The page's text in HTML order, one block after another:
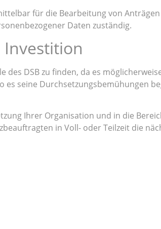
für die Bearbeitung von
Daten zuständig.
Investition
des DSB zu finden, da es
seine Durchsetzungsbemühungen
Ihrer Organisation und in die
in Voll- oder Teilzeit die